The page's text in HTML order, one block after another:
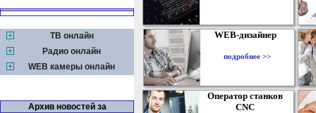
ТВ онлайн
Радио онлайн
WEB камеры онлайн
Архив новостей за
WEB-дизайнер
подробнее >>
Оператор станков
CNC